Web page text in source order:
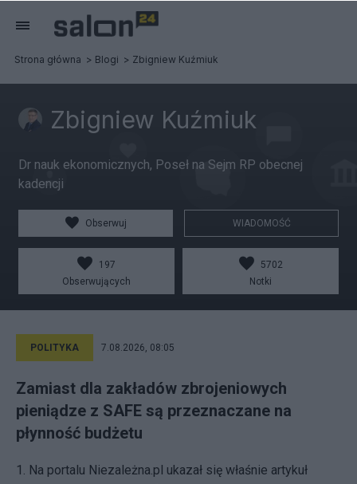
Strona główna Blogi Zbigniew Kuźmiuk
Zbigniew Kuźmiuk
Dr nauk ekonomicznych, Poseł na Sejm RP obecnej
kadencji
Obserwuj WIADOMOŚĆ
197
Obserwujących
5702
Notki
POLITYKA 7.08.2026, 08:05
Zamiast dla zakładów zbrojeniowych
pieniądze z SAFE są przeznaczane na
płynność budżetu
1. Na portalu Niezależna.pl ukazał się właśnie artykuł